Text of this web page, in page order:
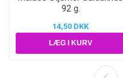
92 g.
14,50 DKK